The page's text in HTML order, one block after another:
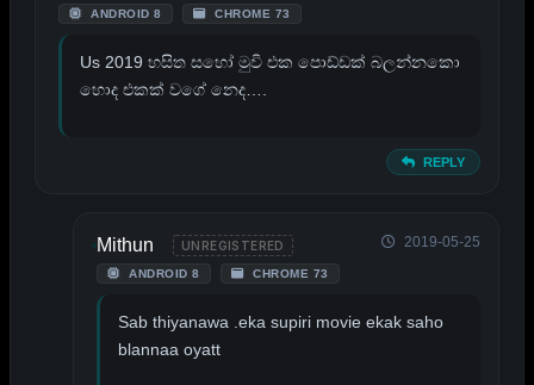
ANDROID 8 CHROME 73
Us 2019 හසිත සහෝ මුවි එක පොඩ්ඩක් බලන්නකො
හොද එකක් වගේ නෙද….
REPLY
Mithun UNREGISTERED
ANDROID 8 CHROME 73
2019-05-25
Sab thiyanawa .eka supiri movie ekak saho
blannaa oyatt